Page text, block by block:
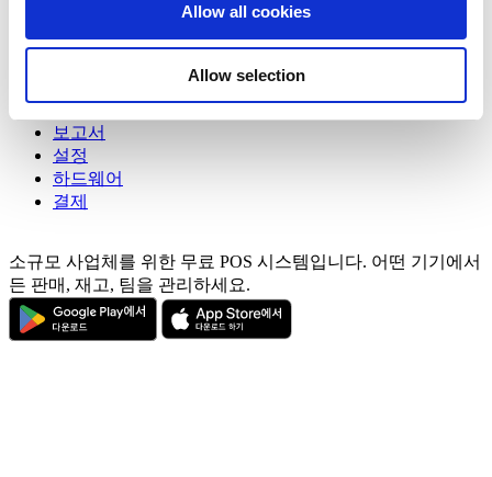
may combine it with other information that you’ve
provided to them or that they’ve collected from your use
of their services. You consent to the use of cookies by
pressing the "OK" button.
Allow all cookies
Allow selection
상품
고객
보고서
설정
하드웨어
결제
소규모 사업체를 위한 무료 POS 시스템입니다. 어떤 기기에서
든 판매, 재고, 팀을 관리하세요.